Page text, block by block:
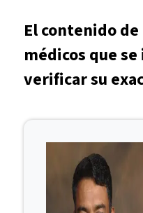
El contenido
médicos que
verificar su